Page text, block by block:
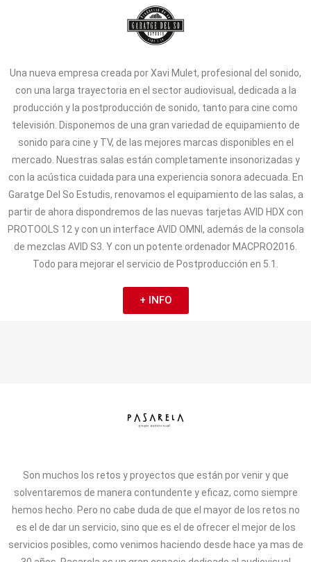
Una nueva empresa creada por Xavi Mulet, profesional del sonido,
con una larga trayectoria en el sector audiovisual, dedicada a la
producción y la postproducción de sonido, tanto para cine como
televisión. Disponemos de una gran variedad de equipamiento de
sonido para cine y TV, de las mejores marcas disponibles en el
mercado. Nuestras salas están completamente insonorizadas y
con la acústica cuidada para una experiencia sonora adecuada. En
Garatge Del So Estudis, renovamos el equipamiento de las salas, a
partir de ahora dispondremos de las nuevas tarjetas AVID HDX con
PROTOOLS 12 y con un interface AVID OMNI, además de la consola
de mezclas AVID S3. Y con un potente ordenador MACPRO2016.
Todo para mejorar el servicio de Postproducción en 5.1.
+ INFO
Son muchos los retos y proyectos que están por venir y que
solventaremos de manera contundente y eficaz, como siempre
hemos hecho. Pero no cabe duda de que el mayor de los retos no
es el de dar un servicio, sino que es el de ofrecer el mejor de los
servicios posibles, como venimos haciendo desde hace ya mas de